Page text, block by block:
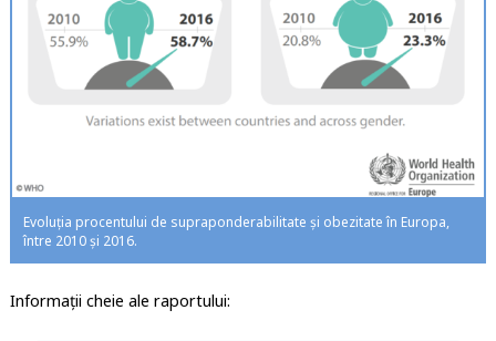
Evoluția procentului de supraponderabilitate și obezitate în Europa,
între 2010 și 2016.
Informații cheie ale raportului: